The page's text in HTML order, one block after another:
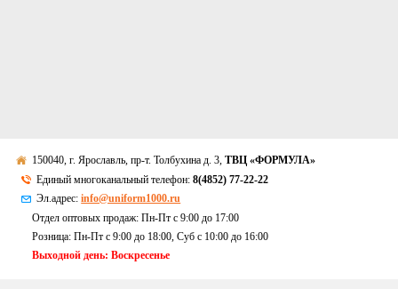
150040, г. Ярославль, пр-т. Толбухина д. 3,ТВЦ «ФОРМУЛА»
Единый многоканальный телефон:8(4852) 77-22-22
Эл.адрес:info@uniform1000.ru
Отдел оптовых продаж: Пн-Пт с 9:00 до 17:00
Розница: Пн-Пт с 9:00 до 18:00, Суб c 10:00 до 16:00
Выходной день: Воскресенье